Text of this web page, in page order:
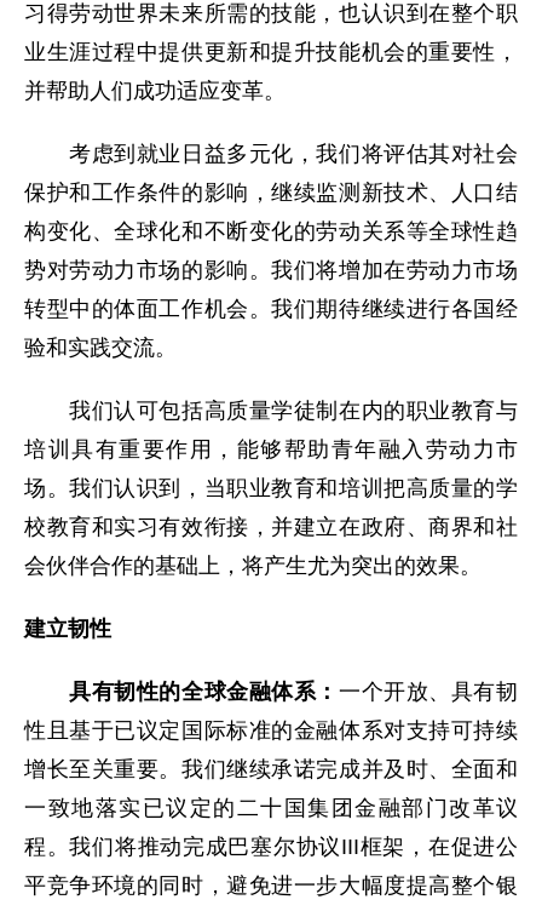
习得劳动世界未来所需的技能，也认识到在整个职
业生涯过程中提供更新和提升技能机会的重要性，
并帮助人们成功适应变革。
考虑到就业日益多元化，我们将评估其对社会
保护和工作条件的影响，继续监测新技术、人口结
构变化、全球化和不断变化的劳动关系等全球性趋
势对劳动力市场的影响。我们将增加在劳动力市场
转型中的体面工作机会。我们期待继续进行各国经
验和实践交流。
我们认可包括高质量学徒制在内的职业教育与
培训具有重要作用，能够帮助青年融入劳动力市
场。我们认识到，当职业教育和培训把高质量的学
校教育和实习有效衔接，并建立在政府、商界和社
会伙伴合作的基础上，将产生尤为突出的效果。
建立韧性
具有韧性的全球金融体系：一个开放、具有韧
性且基于已议定国际标准的金融体系对支持可持续
增长至关重要。我们继续承诺完成并及时、全面和
一致地落实已议定的二十国集团金融部门改革议
程。我们将推动完成巴塞尔协议III框架，在促进公
平竞争环境的同时，避免进一步大幅度提高整个银